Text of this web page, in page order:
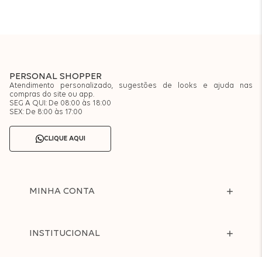
PERSONAL SHOPPER
Atendimento personalizado, sugestões de looks e ajuda nas
compras do site ou app.
SEG A QUI: De 08:00 às 18:00
SEX: De 8:00 às 17:00
CLIQUE AQUI
MINHA CONTA
INSTITUCIONAL